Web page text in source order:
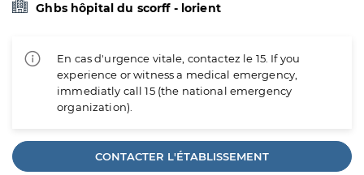
Ghbs hôpital du scorff - lorient
En cas d'urgence vitale, contactez le 15. If you
experience or witness a medical emergency,
immediatly call 15 (the national emergency
organization).
CONTACTER L'ÉTABLISSEMENT